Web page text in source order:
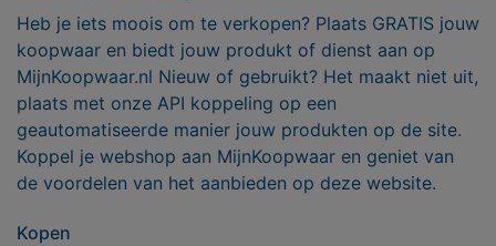
Heb je iets moois om te verkopen? Plaats GRATIS jouw
koopwaar en biedt jouw produkt of dienst aan op
MijnKoopwaar.nl Nieuw of gebruikt? Het maakt niet uit,
plaats met onze API koppeling op een
geautomatiseerde manier jouw produkten op de site.
Koppel je webshop aan MijnKoopwaar en geniet van
de voordelen van het aanbieden op deze website.
Kopen